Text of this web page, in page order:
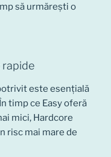
să urmărești o
rapide
este esențială
timp ce Easy oferă
mici, Hardcore
risc mai mare de